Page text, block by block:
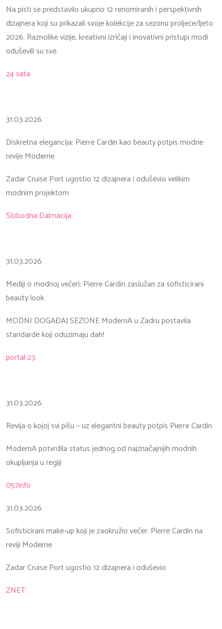
Na pisti se predstavilo ukupno 12 renomiranih i perspektivnih
dizajnera koji su prikazali svoje kolekcije za sezonu proljeće/ljeto
2026. Raznolike vizije, kreativni izričaji i inovativni pristupi modi
oduševili su sve
24 sata
31.03.2026.
Diskretna elegancija: Pierre Cardin kao beauty potpis modne
revije Moderne
Zadar Cruise Port ugostio 12 dizajnera i oduševio velikim
modnim projektom
Slobodna Dalmacija
31.03.2026.
Mediji o modnoj večeri: Pierre Cardin zaslužan za sofisticirani
beauty look
MODNI DOGAĐAJ SEZONE ModernA u Zadru postavila
standarde koji oduzimaju dah!
portal 23
31.03.2026.
Revija o kojoj svi pišu – uz elegantni beauty potpis Pierre Cardin
ModernA potvrdila status jednog od najznačajnijih modnih
okupljanja u regiji
057info
31.03.2026.
Sofisticirani make-up koji je zaokružio večer: Pierre Cardin na
reviji Moderne
Zadar Cruise Port ugostio 12 dizajnera i oduševio
ZNET